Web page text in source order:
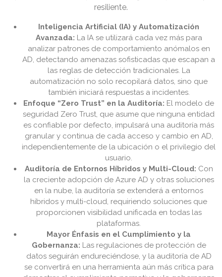
resiliente.
Inteligencia Artificial (IA) y Automatización
Avanzada: La IA se utilizará cada vez más para
analizar patrones de comportamiento anómalos en
AD, detectando amenazas sofisticadas que escapan a
las reglas de detección tradicionales. La
automatización no solo recopilará datos, sino que
también iniciará respuestas a incidentes.
Enfoque “Zero Trust” en la Auditoría: El modelo de
seguridad Zero Trust, que asume que ninguna entidad
es confiable por defecto, impulsará una auditoría más
granular y continua de cada acceso y cambio en AD,
independientemente de la ubicación o el privilegio del
usuario.
Auditoría de Entornos Híbridos y Multi-Cloud: Con
la creciente adopción de Azure AD y otras soluciones
en la nube, la auditoría se extenderá a entornos
híbridos y multi-cloud, requiriendo soluciones que
proporcionen visibilidad unificada en todas las
plataformas.
Mayor Énfasis en el Cumplimiento y la
Gobernanza: Las regulaciones de protección de
datos seguirán endureciéndose, y la auditoría de AD
se convertirá en una herramienta aún más crítica para